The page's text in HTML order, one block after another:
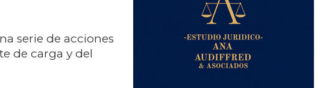
serie de acciones
de carga y del